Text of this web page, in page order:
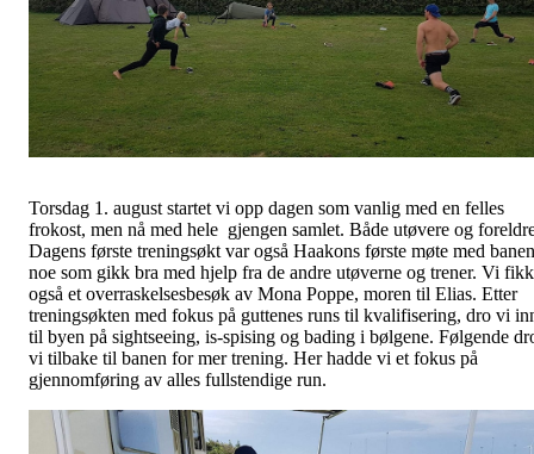
Torsdag 1. august startet vi opp dagen som vanlig med en felles
frokost, men nå med hele gjengen samlet. Både utøvere og
Dagens første treningsøkt var også Haakons første møte med
noe som gikk bra med hjelp fra de andre utøverne og trener. Vi fikk
også et overraskelsesbesøk av Mona Poppe, moren til Elias. Etter
treningsøkten med fokus på guttenes runs til kvalifisering, dro vi
til byen på sightseeing, is-spising og bading i bølgene. Følgende
vi tilbake til banen for mer trening. Her hadde vi et fokus på
gjennomføring av alles fullstendige run.